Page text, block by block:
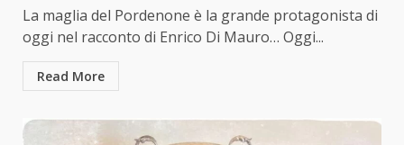
La maglia del Pordenone è la grande protagonista di
oggi nel racconto di Enrico Di Mauro… Oggi...
Read More